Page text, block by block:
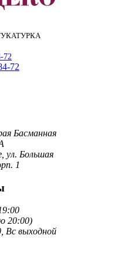
72
72
Басманная
ул. Большая
1
20:00)
Вс выходной